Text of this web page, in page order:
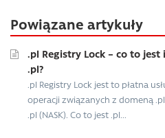
Powiązane artykuły
.pl Registry Lock – co to
.pl?
.pl Registry Lock jest to płatna
operacji związanych z domeną
.pl (NASK). Co to jest .pl...